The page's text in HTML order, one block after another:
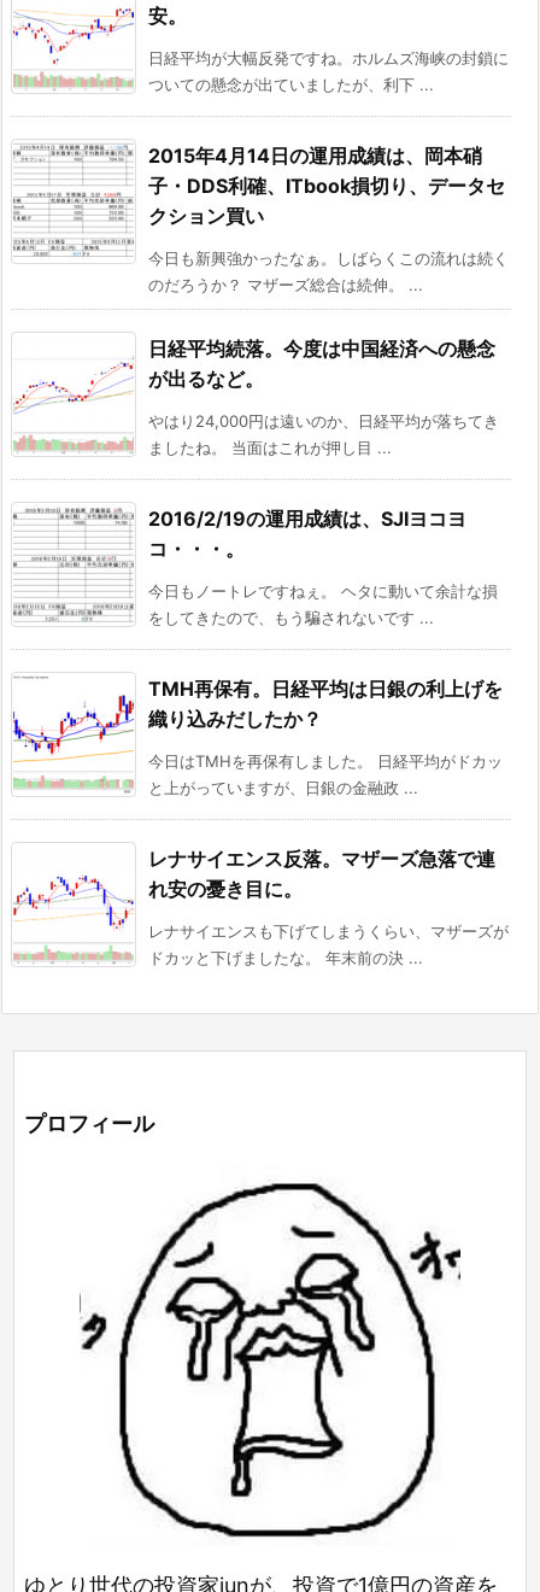
安。
日経平均が大幅反発ですね。ホルムズ海峡の封鎖に
ついての懸念が出ていましたが、利下 ...
2015年4月14日の運用成績は、岡本硝
子・DDS利確、ITbook損切り、データセ
クション買い
今日も新興強かったなぁ。しばらくこの流れは続く
のだろうか？ マザーズ総合は続伸。 ...
日経平均続落。今度は中国経済への懸念
が出るなど。
やはり24,000円は遠いのか、日経平均が落ちてき
ましたね。 当面はこれが押し目 ...
2016/2/19の運用成績は、SJIヨコヨ
コ・・・。
今日もノートレですねぇ。 ヘタに動いて余計な損
をしてきたので、もう騙されないです ...
TMH再保有。日経平均は日銀の利上げを
織り込みだしたか？
今日はTMHを再保有しました。 日経平均がドカッ
と上がっていますが、日銀の金融政 ...
レナサイエンス反落。マザーズ急落で連
れ安の憂き目に。
レナサイエンスも下げてしまうくらい、マザーズが
ドカッと下げましたな。 年末前の決 ...
プロフィール
ゆとり世代の投資家junが、投資で1億円の資産を